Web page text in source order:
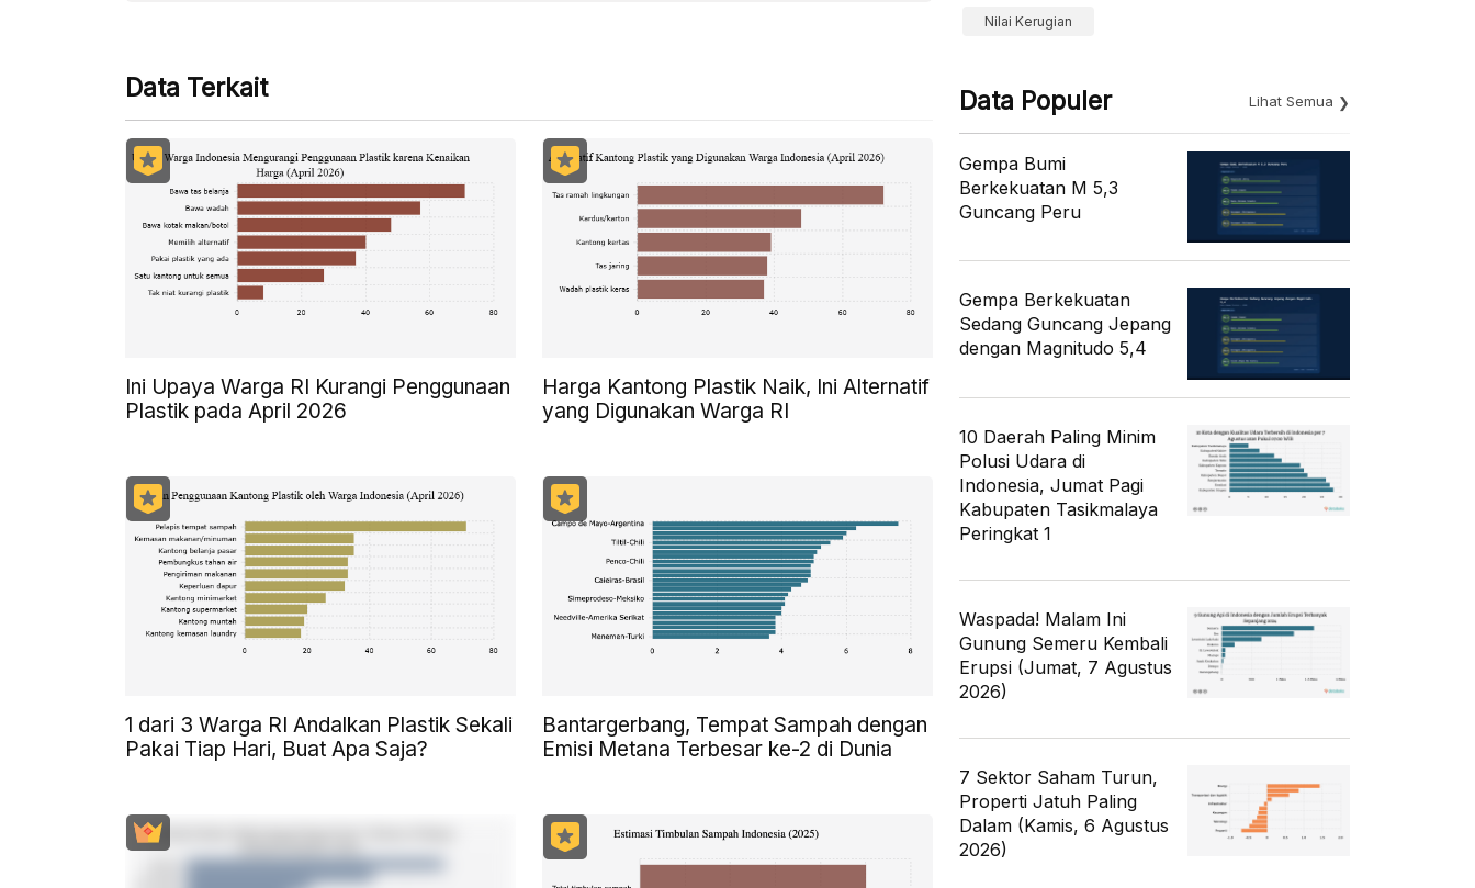
Data Terkait
Ini Upaya Warga RI Kurangi Penggunaan
Plastik pada April 2026
Harga Kantong Plastik Naik, Ini Alternatif
yang Digunakan Warga RI
1 dari 3 Warga RI Andalkan Plastik Sekali
Pakai Tiap Hari, Buat Apa Saja?
Bantargerbang, Tempat Sampah dengan
Emisi Metana Terbesar ke-2 di Dunia
Nilai Kerugian
Data Populer Lihat Semua
Gempa Bumi
Berkekuatan M 5,3
Guncang Peru
Gempa Berkekuatan
Sedang Guncang Jepang
dengan Magnitudo 5,4
10 Daerah Paling Minim
Polusi Udara di
Indonesia, Jumat Pagi
Kabupaten Tasikmalaya
Peringkat 1
Waspada! Malam Ini
Gunung Semeru Kembali
Erupsi (Jumat, 7 Agustus
2026)
7 Sektor Saham Turun,
Properti Jatuh Paling
Dalam (Kamis, 6 Agustus
2026)